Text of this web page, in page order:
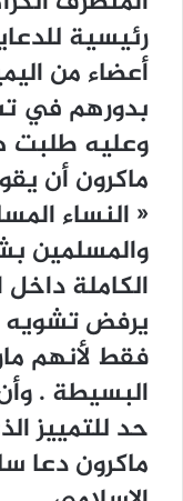
ﺭﺋﻴﺴﻴﺔ
ﺃﻋﻀﺎﺀ ﻣﻦ
ﺑﺪﻭﺭﻫﻢ ﻓﻲ
ﻭﻋﻠﻴﻪ ﻃﻠﺒﺖ
ﻣﺎﻛﺮﻭﻥ ﺃﻥ
‏« ﺍﻟﻨﺴﺎﺀ
ﻭﺍﻟﻤﺴﻠﻤﻴﻦ
ﺍﻟﻜﺎﻣﻠﺔ
ﻳﺮﻓﺾ ﺗﺸﻮﻳﻪ
ﻓﻘﻂ ﻷﻧﻬﻢ
ﺍﻟﺒﺴﻴﻄﺔ .
ﺣﺪ ﻟﻠﺘﻤﻴﻴﺰ
ﻣﺎﻛﺮﻭﻥ ﺩﻋﺎ